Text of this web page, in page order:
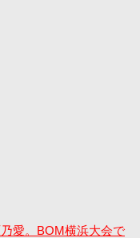
愛。BOM横浜大会で